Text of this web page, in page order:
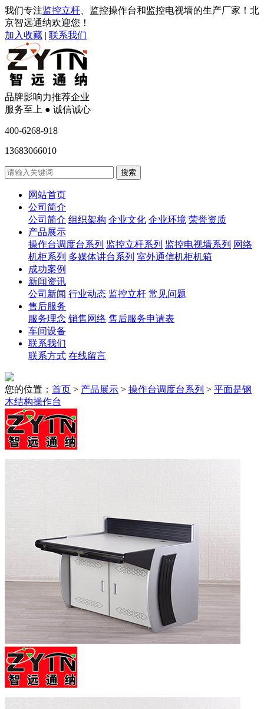
我们专注监控立杆 、监控操作台和监控电视墙的生产厂家！北
京智远通纳欢迎您！
加入收藏 | 联系我们
品牌影响力推荐企业
服务至上 ● 诚信诚心
400-6268-918
13683066010
网站首页
公司简介
公司简介 组织架构 企业文化 企业环境 荣誉资质
产品展示
操作台调度台系列 监控立杆系列 监控电视墙系列 网络
机柜系列 多媒体讲台系列 室外通信机柜机箱
成功案例
新闻资讯
公司新闻 行业动态 监控立杆 常见问题
售后服务
服务理念 销售网络 售后服务申请表
车间设备
联系我们
联系方式 在线留言
您的位置： 首页 > 产品展示 > 操作台调度台系列 > 平面是钢
木结构操作台